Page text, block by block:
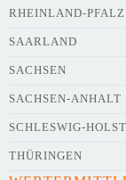
Kurze
RHEINLAND-PFALZ
SAARLAND
SACHSEN
SACHSEN-ANHALT
SCHLESWIG-
THÜRINGEN